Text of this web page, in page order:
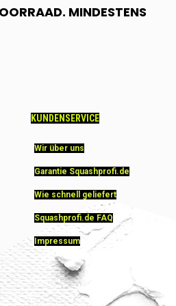
MINDESTENS
KUNDENSERVICE
Wir über uns
Garantie Squashprofi.de
Wie schnell geliefert
Squashprofi.de FAQ
Impressum